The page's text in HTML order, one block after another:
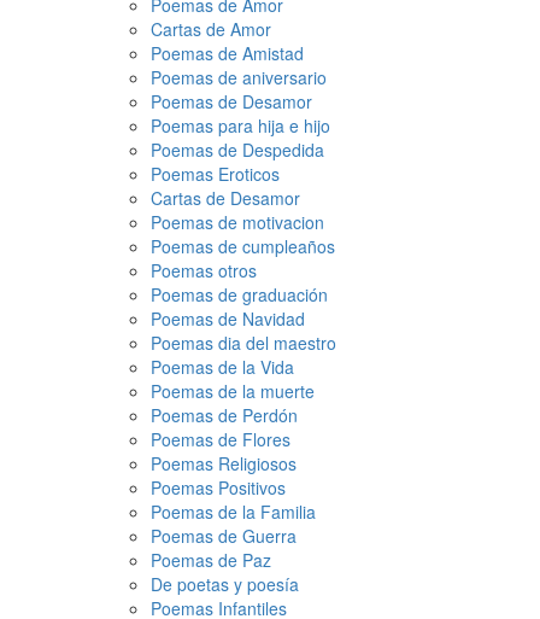
Poemas de Amor
Cartas de Amor
Poemas de Amistad
Poemas de aniversario
Poemas de Desamor
Poemas para hija e hijo
Poemas de Despedida
Poemas Eroticos
Cartas de Desamor
Poemas de motivacion
Poemas de cumpleaños
Poemas otros
Poemas de graduación
Poemas de Navidad
Poemas dia del maestro
Poemas de la Vida
Poemas de la muerte
Poemas de Perdón
Poemas de Flores
Poemas Religiosos
Poemas Positivos
Poemas de la Familia
Poemas de Guerra
Poemas de Paz
De poetas y poesía
Poemas Infantiles